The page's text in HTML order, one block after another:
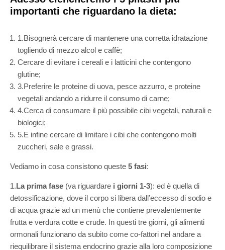
importanti che riguardano la dieta:
1.Bisognerà cercare di mantenere una corretta idratazione
togliendo di mezzo alcol e caffè;
Cercare di evitare i cereali e i latticini che contengono
glutine;
3.Preferire le proteine di uova, pesce azzurro, e proteine
vegetali andando a ridurre il consumo di carne;
4.Cerca di consumare il più possibile cibi vegetali, naturali e
biologici;
5.E infine cercare di limitare i cibi che contengono molti
zuccheri, sale e grassi.
Vediamo in cosa consistono queste 5 fasi:
1.La prima fase (va riguardare i giorni 1-3): ed è quella di
detossificazione, dove il corpo si libera dall’eccesso di sodio e
di acqua grazie ad un menù che contiene prevalentemente
frutta e verdura cotte e crude. In questi tre giorni, gli alimenti
ormonali funzionano da subito come co-fattori nel andare a
riequilibrare il sistema endocrino grazie alla loro composizione